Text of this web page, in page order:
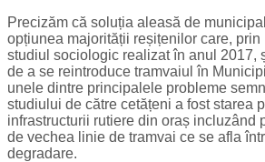
Precizăm că soluția aleasă de
opțiunea majorității reșițenilor care,
studiul sociologic realizat în anul 2017,
de a se reintroduce tramvaiul în
unele dintre principalele probleme
studiului de către cetățeni a fost starea
infrastructurii rutiere din oraș incluzând
de vechea linie de tramvai ce se afla
degradare.